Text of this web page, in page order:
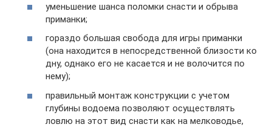
уменьшение шанса поломки снасти и обрыва
приманки;
гораздо большая свобода для игры приманки
(она находится в непосредственной близости ко
дну, однако его не касается и не волочится по
нему);
правильный монтаж конструкции с учетом
глубины водоема позволяют осуществлять
ловлю на этот вид снасти как на мелководье,